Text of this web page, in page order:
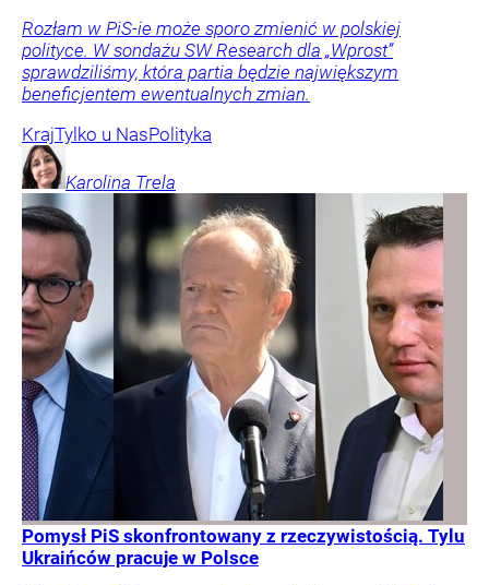
Rozłam w PiS-ie może sporo zmienić w polskiej
polityce. W sondażu SW Research dla „Wprost”
sprawdziliśmy, która partia będzie największym
beneficjentem ewentualnych zmian.
KrajTylko u NasPolityka
Karolina Trela
Pomysł PiS skonfrontowany z rzeczywistością. Tylu
Ukraińców pracuje w Polsce